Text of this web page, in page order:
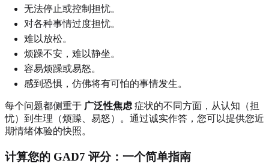
无法停止或控制担忧。
对各种事情过度担忧。
难以放松。
烦躁不安，难以静坐。
容易烦躁或易怒。
感到恐惧，仿佛将有可怕的事情发生。
每个问题都侧重于 广泛性焦虑症状的不同方面，从认知（担
忧）到生理（烦躁、易怒）。通过诚实作答，您可以提供您近
期情绪体验的快照。
计算您的 GAD7 评分：一个简单指南